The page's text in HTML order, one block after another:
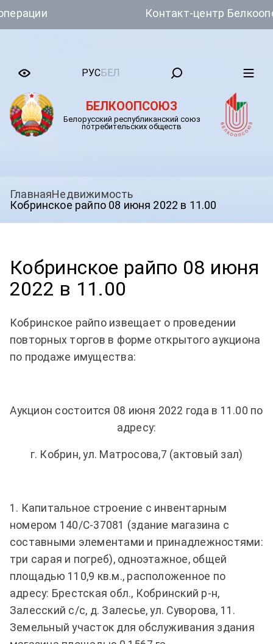
Контакт-центр
БЕЛКООПСОЮЗ
Белорусский республиканский союз
потребительских обществ
РУСБЕЛ
ГлавнаяНедвижимость
Кобринское райпо 08 июня 2022 в 11.00
Кобринское райпо 08 июня
2022 в 11.00
Кобринское райпо извещает о проведении
повторных торгов в форме открытого аукциона
по продаже имущества:
Аукцион состоится 08 июня 2022 года в 11.00 по
адресу:
г. Кобрин, ул. Матросова,7 (актовый зал)
1. Капитальное строение с инвентарным
номером 140/С-37081 (здание магазина с
составными элементами и принадлежностями:
три сарая и погреб), одноэтажное, общей
площадью 110,9 кв.м., расположенное по
адресу: Брестская обл., Кобринский р-н,
Залесский с/с, д. Залесье, ул. Суворова, 11.
Земельный участок для обслуживания здания